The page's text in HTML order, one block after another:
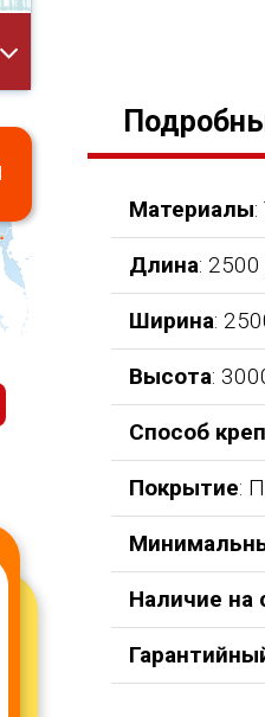
Добрый день) Ура! Наконец то у
площадка. В нашей деревне всего 37
дворов и 84 фактически
Материалы
Длина:
Ширина:
Высота:
Способ
Покрытие:
Наличие на